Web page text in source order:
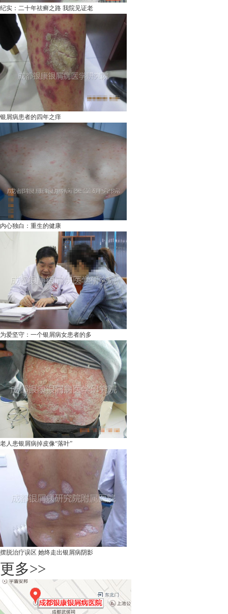
纪实：二十年祛癣之路 我院见证老
银屑病患者的四年之痒
内心独白：重生的健康
为爱坚守：一个银屑病女患者的多
老人患银屑病掉皮像“落叶”
摆脱治疗误区 她终走出银屑病阴影
更多>>